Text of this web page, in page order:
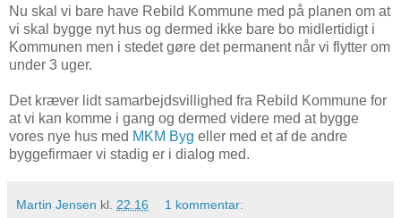
Nu skal vi bare have Rebild Kommune med på planen om at
vi skal bygge nyt hus og dermed ikke bare bo midlertidigt i
Kommunen men i stedet gøre det permanent når vi flytter om
under 3 uger.
Det kræver lidt samarbejdsvillighed fra Rebild Kommune for
at vi kan komme i gang og dermed videre med at bygge
vores nye hus med MKM Byg eller med et af de andre
byggefirmaer vi stadig er i dialog med.
Martin Jensen kl. 22.16 1 kommentar: